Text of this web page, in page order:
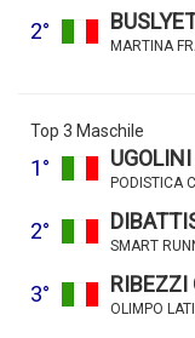
2°
MARTINA
Top 3 Maschile
1°
PODISTICA
2°
SMART
3° RIBEZZI
OLIMPO